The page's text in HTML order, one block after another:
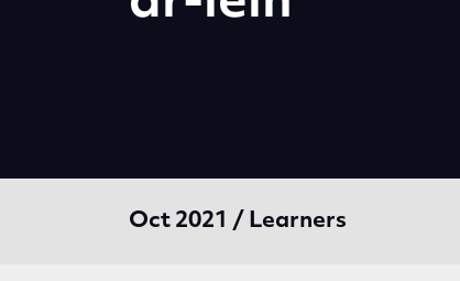
Oct 2021 / Learners